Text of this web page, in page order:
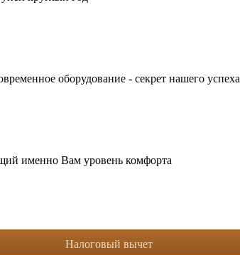
оборудование - секрет нашего успеха
именно Вам уровень комфорта
Налоговый вычет